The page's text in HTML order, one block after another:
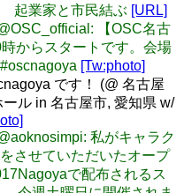
起業家と市民結ぶ [URL]
【OSC名古
からスタートです。会場
[Tw:photo]
です！ (@ 名古屋
ル in 名古屋市, 愛知県 w/
私がキャラク
させていただいたオープ
で配布されるス